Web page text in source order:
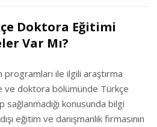
Doktora Eğitimi
Var Mı?
ile ilgili araştırma
ve doktora bölümünde Türkçe
sağlanmadığı konusunda bilgi
eğitim ve danışmanlık firmasının